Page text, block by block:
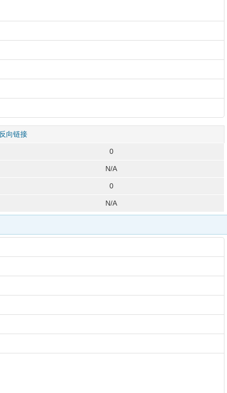
向链接
0
N/A
0
N/A